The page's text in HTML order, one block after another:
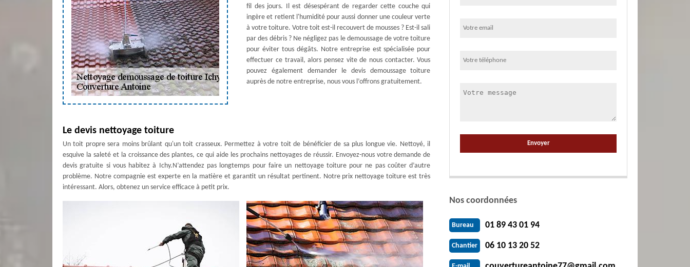
fil des jours. Il est désespérant de regarder cette couche qui
ingère et retient l'humidité pour aussi donner une couleur verte
à votre toiture. Votre toit est-il recouvert de mousses ? Est-il sali
par des débris ? Ne négligez pas le demoussage de votre toiture
pour éviter tous dégâts. Notre entreprise est spécialisée pour
effectuer ce travail, alors pensez vite de nous contacter. Vous
pouvez également demander le devis demoussage toiture
auprès de notre entreprise, nous vous l’offrons gratuitement.
Le devis nettoyage toiture
Un toit propre sera moins brûlant qu'un toit crasseux. Permettez à votre toit de bénéficier de sa plus longue vie. Nettoyé, il
esquive la saleté et la croissance des plantes, ce qui aide les prochains nettoyages de réussir. Envoyez-nous votre demande de
devis gratuite si vous habitez à Ichy.N’attendez pas longtemps pour faire un nettoyage toiture pour ne pas coûter d’autre
problème. Notre compagnie est experte en la matière et garantit un résultat pertinent. Notre prix nettoyage toiture est très
intéressant. Alors, obtenez un service efficace à petit prix.
Nos coordonnées
Bureau 01 89 43 01 94
Chantier 06 10 13 20 52